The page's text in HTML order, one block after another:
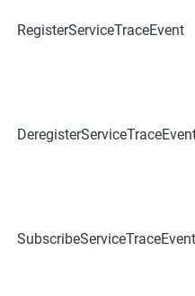
RegisterServiceTraceEvent
SubscribeServiceTraceEvent